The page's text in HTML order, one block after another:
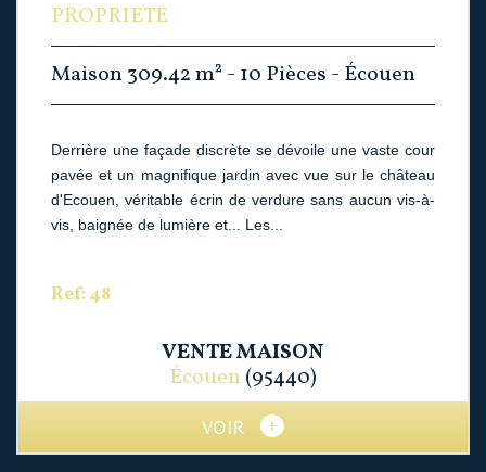
PROPRIETE
Maison 309.42 m² - 10 Pièces - Écouen
Derrière une façade discrète se dévoile une vaste cour
pavée et un magnifique jardin avec vue sur le château
d'Ecouen, véritable écrin de verdure sans aucun vis-à-
vis, baignée de lumière et... Les...
Ref: 48
VENTEMAISON
Écouen (95440)
VOIR